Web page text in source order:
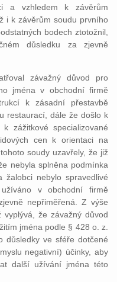
a vzhledem k závěrům
i k závěrům soudu prvního
bodech ztotožnil,
důsledku za zjevně
závažný důvod pro
jména v obchodní firmě
k zásadní přestavbě
restaurací, dále že došlo k
zážitkové specializované
cen k orientaci na
soudy uzavřely, že již
nebyla splněna podmínka
nebylo spravedlivé
v obchodní firmě
nepřiměřená. Z výše
vyplývá, že závažný důvod
jména podle § 428 o. z.
důsledky ve sféře dotčené
negativní) účinky, aby
další užívání jména této